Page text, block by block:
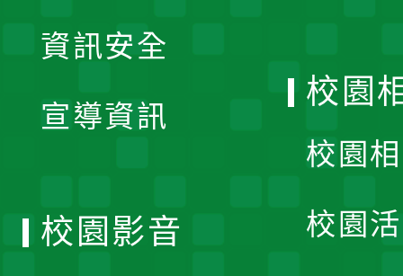
資訊安全
宣導資訊
校園
校園
校園
校園影音